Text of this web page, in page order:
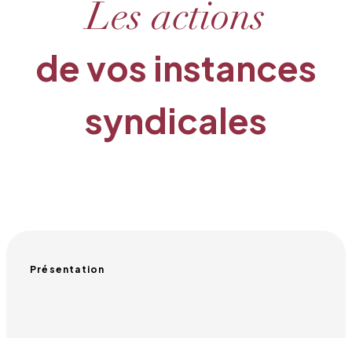
Les actions
de vos instances
syndicales
Présentation